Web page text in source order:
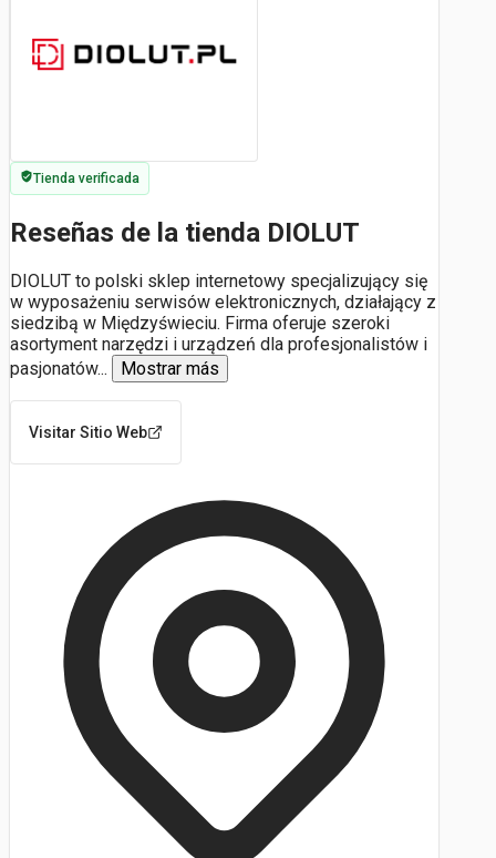
Tienda verificada
Reseñas de la tienda DIOLUT
DIOLUT to polski sklep internetowy specjalizujący się
w wyposażeniu serwisów elektronicznych, działający z
siedzibą w Międzyświeciu. Firma oferuje szeroki
asortyment narzędzi i urządzeń dla profesjonalistów i
pasjonatów... Mostrar más
Visitar Sitio Web